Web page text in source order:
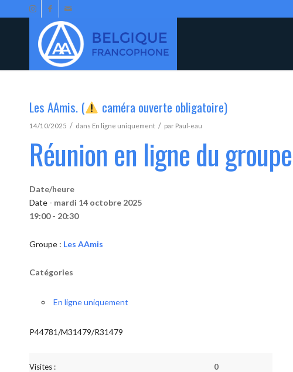
Les AAmis. ( caméra ouverte obligatoire)
14/10/2025 / dans En ligne uniquement / par Paul-eau
Réunion en ligne du
Date/heure
Date - mardi 14 octobre 2025
19:00 - 20:30
Groupe : Les AAmis
Catégories
En ligne uniquement
P44781/M31479/R31479
Visites : 0